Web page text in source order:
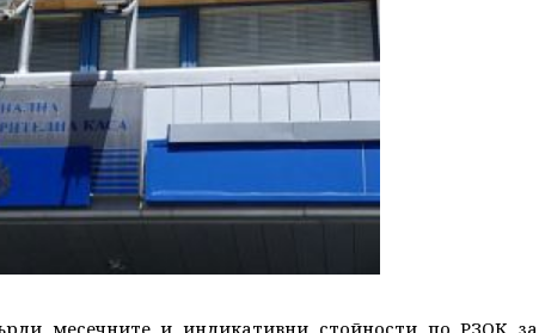
месечните и индикативни стойности по РЗОК за